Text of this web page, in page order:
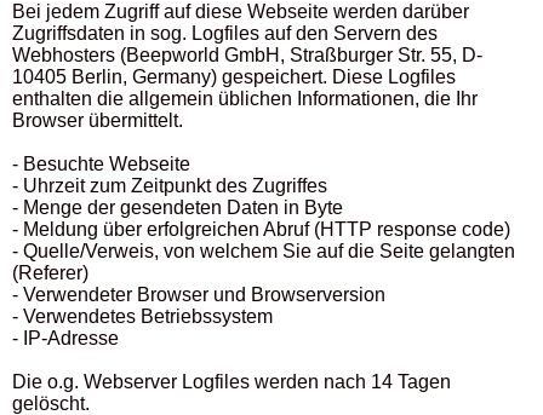
Bei jedem Zugriff auf diese Webseite werden darüber
Zugriffsdaten in sog. Logfiles auf den Servern des
Webhosters (Beepworld GmbH, Straßburger Str. 55, D-
10405 Berlin, Germany) gespeichert. Diese Logfiles
enthalten die allgemein üblichen Informationen, die Ihr
Browser übermittelt.
- Besuchte Webseite
- Uhrzeit zum Zeitpunkt des Zugriffes
- Menge der gesendeten Daten in Byte
- Meldung über erfolgreichen Abruf (HTTP response code)
- Quelle/Verweis, von welchem Sie auf die Seite gelangten
(Referer)
- Verwendeter Browser und Browserversion
- Verwendetes Betriebssystem
- IP-Adresse
Die o.g. Webserver Logfiles werden nach 14 Tagen
gelöscht.